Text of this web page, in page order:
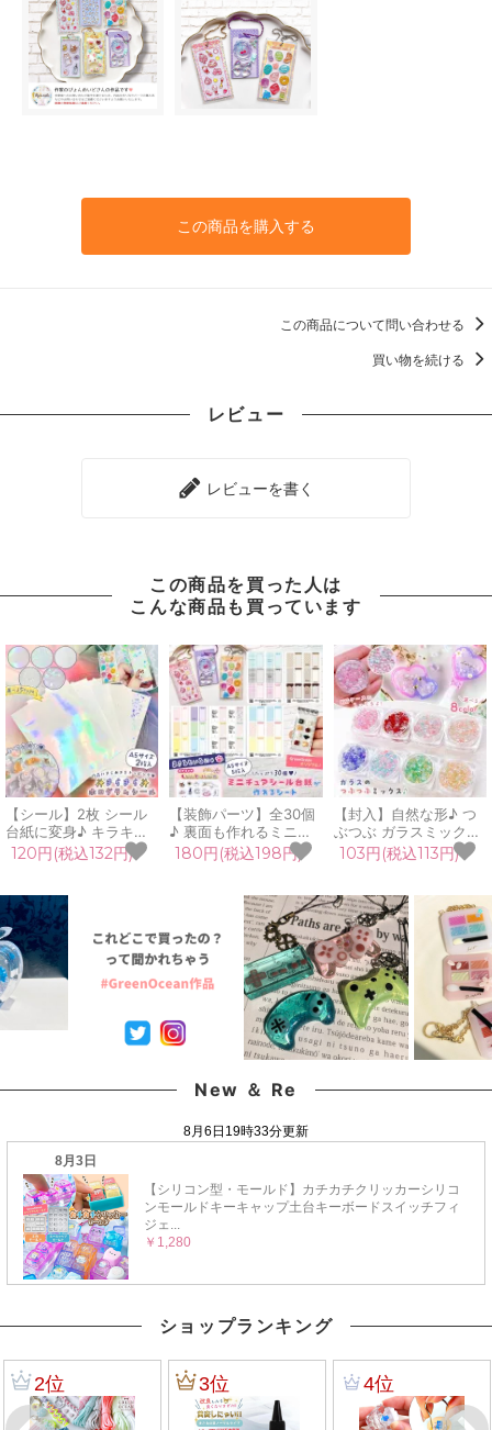
この商品を購入する
この商品について問い合わせる
買い物を続ける
レビュー
レビューを書く
この商品を買った人は
こんな商品も買っています
【シール】2枚 シール
台紙に変身♪ キラキラ
ホログラムシール A5
シート オーロラ 星 虹
リア デコ シール帳台紙
UVレジン クラフト 手
芸 ハンドメイド 《選べ
る5種》
120円(税込132円)
【装飾パーツ】全30個
♪ 裏面も作れるミニチ
ュアシール台紙 5枚セ
ット A5 キーホルダー
りシール シール帳 クラ
フト GreenOceanオリ
ジナル♪
180円(税込198円)
【封入】自然な形♪ つ
ぶつぶ ガラスミックス
全8色 サイズmix レジ
ン封入素材 封入パーツ
ェイカー デコパーツ ケ
ース入り レジン クラフ
ト《選べる8種》
103円(税込113円)
New ＆ Re
ショップランキング